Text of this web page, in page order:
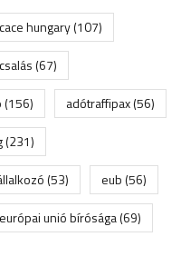
hungary(107)
(67)
(156) adótraffipax(56)
(231)
(53) eub(56)
európai unió bírósága(69)